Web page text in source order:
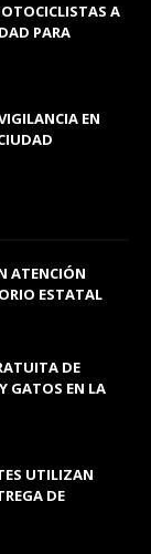
A
PARA
EN
ATENCIÓN
ESTATAL
DE
GATOS EN LA
UTILIZAN
DE